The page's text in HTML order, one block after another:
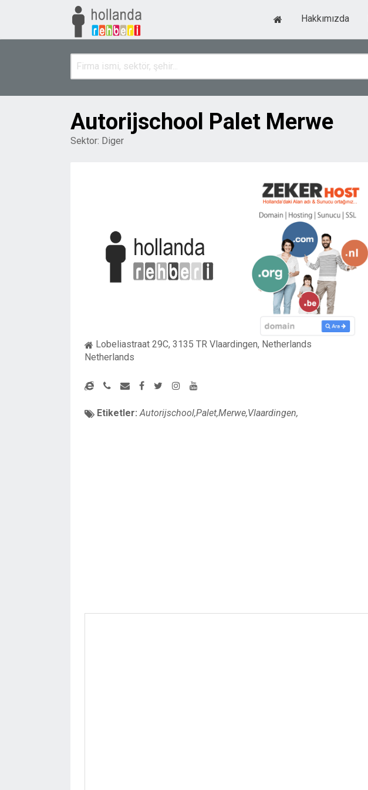
Hakkımızda
Autorijschool Palet Merwe
Sektor: Diger
Lobeliastraat 29C, 3135 TR Vlaardingen, Netherlands
Netherlands
Etiketler: Autorijschool,Palet,Merwe,Vlaardingen,